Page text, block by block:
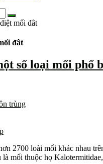
mối đât
đât
số loại mối phổ
trùng
2700 loài mối khác nhau
là mối thuộc họ